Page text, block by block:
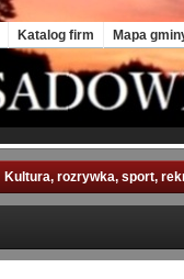
Katalog firm Mapa
Kultura, rozrywka, sport,